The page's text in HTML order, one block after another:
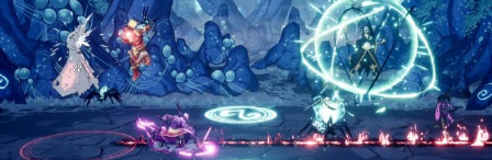
köztük a L’Éveil des Sang-Dragons és a
Dragons & Ladders – ugyanezt a világot
fordítják le könnyedebb, családi asztali
formátumra, sárkánytojással, Dragon
Souls-szal és hőssé válással. Ezek a